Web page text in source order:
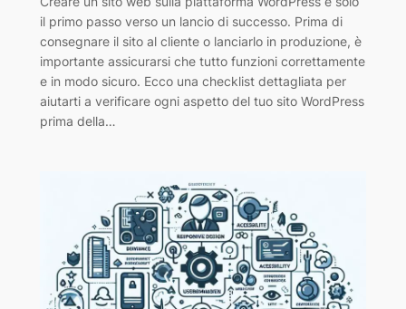
il primo passo verso un lancio di successo. Prima di
consegnare il sito al cliente o lanciarlo in produzione, è
importante assicurarsi che tutto funzioni correttamente
e in modo sicuro. Ecco una checklist dettagliata per
aiutarti a verificare ogni aspetto del tuo sito WordPress
prima della…